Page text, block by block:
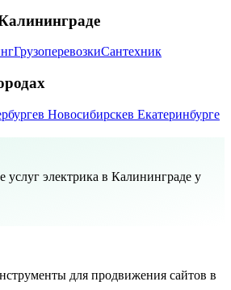
ГрузоперевозкиСантехник
в Новосибирскев Екатеринбурге
услуг электрика в Калининграде у
для продвижения сайтов в